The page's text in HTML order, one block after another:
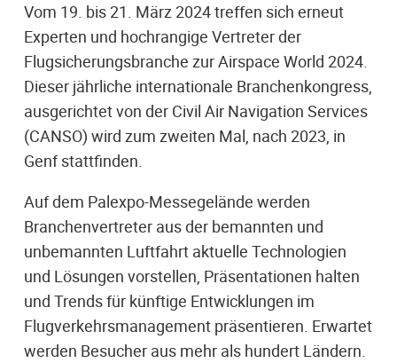
Vom 19. bis 21. März 2024 treffen sich erneut
Experten und hochrangige Vertreter der
Flugsicherungsbranche zur Airspace World 2024.
Dieser jährliche internationale Branchenkongress,
ausgerichtet von der Civil Air Navigation Services
(CANSO) wird zum zweiten Mal, nach 2023, in
Genf stattfinden.
Auf dem Palexpo-Messegelände werden
Branchenvertreter aus der bemannten und
unbemannten Luftfahrt aktuelle Technologien
und Lösungen vorstellen, Präsentationen halten
und Trends für künftige Entwicklungen im
Flugverkehrsmanagement präsentieren. Erwartet
werden Besucher aus mehr als hundert Ländern.